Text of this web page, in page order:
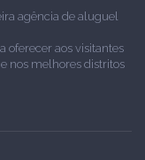
agência de aluguel
oferecer aos visitantes
nos melhores distritos